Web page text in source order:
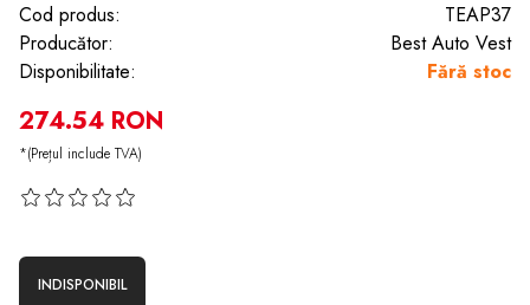
Cod produs:
TEAP37
Producător:
Best Auto Vest
Disponibilitate:
Fără stoc
274.54 RON
*(Prețul include TVA)
INDISPONIBIL